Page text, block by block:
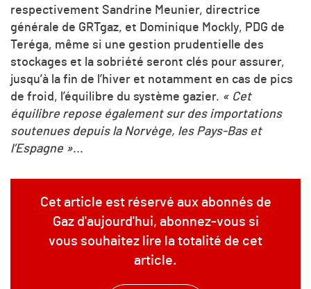
respectivement Sandrine Meunier, directrice
générale de GRTgaz, et Dominique Mockly, PDG de
Teréga, même si une gestion prudentielle des
stockages et la sobriété seront clés pour assurer,
jusqu’à la fin de l’hiver et notamment en cas de pics
de froid, l’équilibre du système gazier. « Cet
équilibre repose également sur des importations
soutenues depuis la Norvège, les Pays-Bas et
l’Espagne »...
Cet article est réservé aux abonnés de
Gaz d'aujourd'hui, abonnez-vous si
vous souhaitez lire la totalité de cet
article.